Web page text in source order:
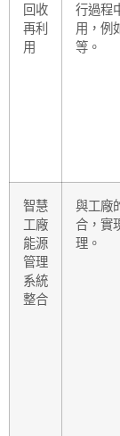
回收
再利
用
行過程
用，例
等。
智慧
工廠
能源
管理
系統
整合
與工廠
合，實
理。